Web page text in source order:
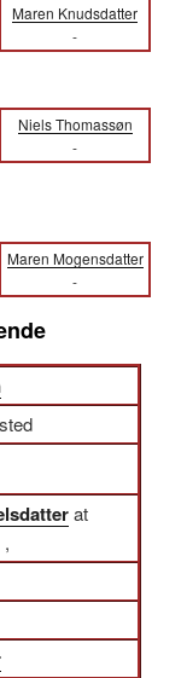
Maren Knudsdatter
-
Niels Thomassøn
-
Maren Mogensdatter
-
at